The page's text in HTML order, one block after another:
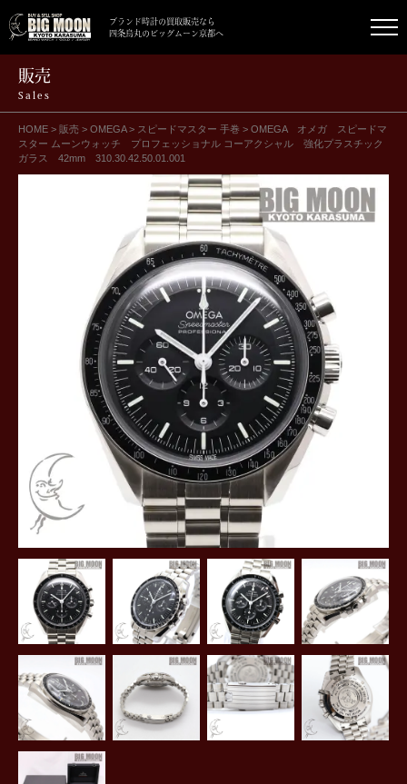
ブランド時計の買取販売なら
四条烏丸のビッグムーン京都へ
販売
Sales
HOME > 販売 > OMEGA> スピードマスター 手巻 > OMEGA オメガ スピードマ
スター ムーンウォッチ プロフェッショナル コーアクシャル 強化プラスチック
ガラス 42mm 310.30.42.50.01.001